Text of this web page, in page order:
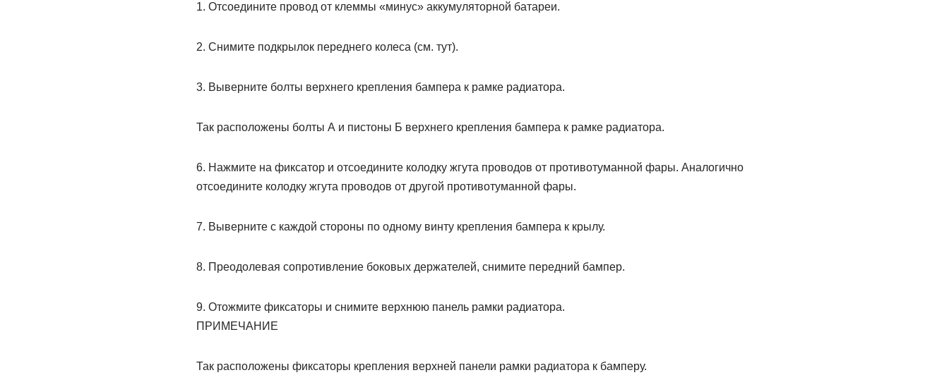
1. Отсоедините провод от клеммы «минус» аккумуляторной батареи.
2. Снимите подкрылок переднего колеса (см. тут).
3. Выверните болты верхнего крепления бампера к рамке радиатора.
Так расположены болты А и пистоны Б верхнего крепления бампера к рамке радиатора.
6. Нажмите на фиксатор и отсоедините колодку жгута проводов от противотуманной фары. Аналогично
отсоедините колодку жгута проводов от другой противотуманной фары.
7. Выверните с каждой стороны по одному винту крепления бампера к крылу.
8. Преодолевая сопротивление боковых держателей, снимите передний бампер.
9. Отожмите фиксаторы и снимите верхнюю панель рамки радиатора.
ПРИМЕЧАНИЕ
Так расположены фиксаторы крепления верхней панели рамки радиатора к бамперу.